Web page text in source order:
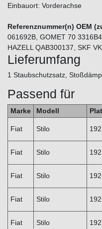
Einbauort: Vorderachse
Referenznummer(n) OEM
061692B, GOMET 70
HAZELL QAB300137, SKF
Lieferumfang
1 Staubschutzsatz,
Passend für
Marke Modell
Fiat Stilo 192
Fiat Stilo 192
Fiat Stilo 192
Fiat Stilo 192
Fiat Stilo 192